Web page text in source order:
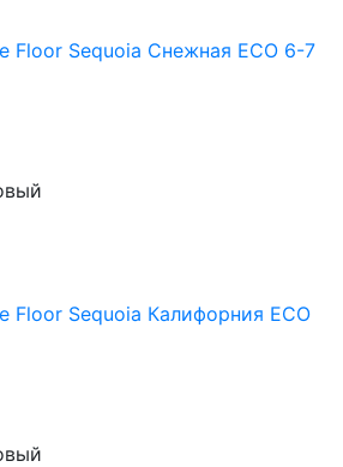
Floor Sequoia Снежная ЕСО 6-7
Floor Sequoia Калифорния ЕСО